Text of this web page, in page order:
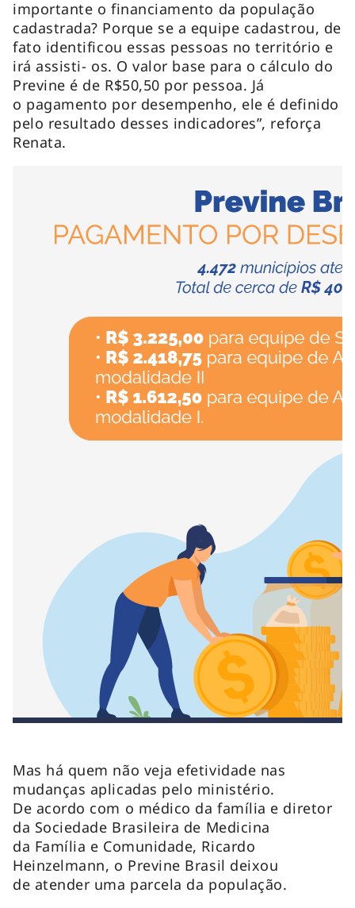
importante o financiamento da população
cadastrada? Porque se a equipe cadastrou, de
fato identificou essas pessoas no território e
irá assisti- os. O valor base para o cálculo do
Previne é de R$50,50 por pessoa. Já
o pagamento por desempenho, ele é definido
pelo resultado desses indicadores”, reforça
Renata.
Mas há quem não veja efetividade nas
mudanças aplicadas pelo ministério.
De acordo com o médico da família e diretor
da Sociedade Brasileira de Medicina
da Família e Comunidade, Ricardo
Heinzelmann, o Previne Brasil deixou
de atender uma parcela da população.